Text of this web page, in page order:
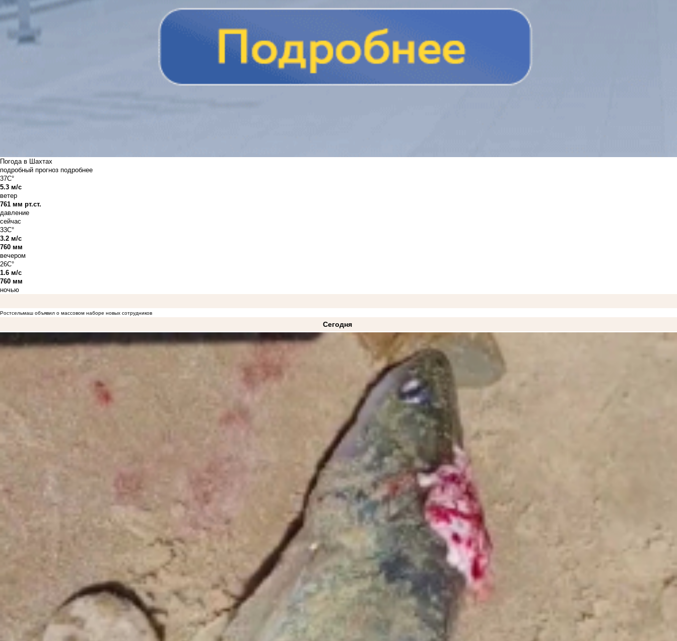
Погода в Шахтах
подробный прогноз подробнее
37C°
5.3 м/с
ветер
761 мм рт.ст.
давление
сейчас
33C°
3.2 м/с
760 мм
вечером
26C°
1.6 м/с
760 мм
ночью
Ростсельмаш объявил о массовом наборе новых сотрудников
Сегодня